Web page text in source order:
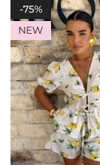
-75%
NEW